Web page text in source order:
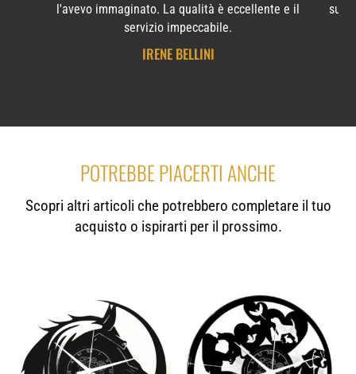
l'avevo immaginato. La qualità è eccellente e il
servizio impeccabile.
IRENE BELLINI
POTREBBE PIACERTI ANCHE
Scopri altri articoli che potrebbero completare il tuo
acquisto o ispirarti per il prossimo.